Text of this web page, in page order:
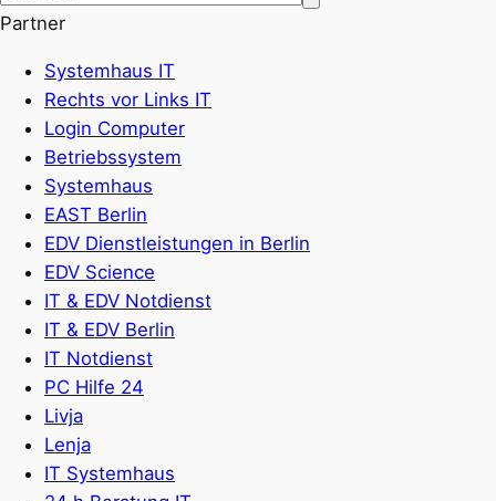
Partner
Systemhaus IT
Rechts vor Links IT
Login Computer
Betriebssystem
Systemhaus
EAST Berlin
EDV Dienstleistungen in Berlin
EDV Science
IT & EDV Notdienst
IT & EDV Berlin
IT Notdienst
PC Hilfe 24
Livja
Lenja
IT Systemhaus